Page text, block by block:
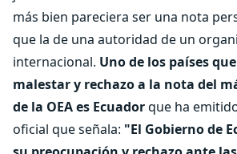
más bien pareciera ser una nota
que la de una autoridad de un
internacional. Uno de los países
malestar y rechazo a la nota del
de la OEA es Ecuadorque ha
oficial que señala: "El Gobierno de